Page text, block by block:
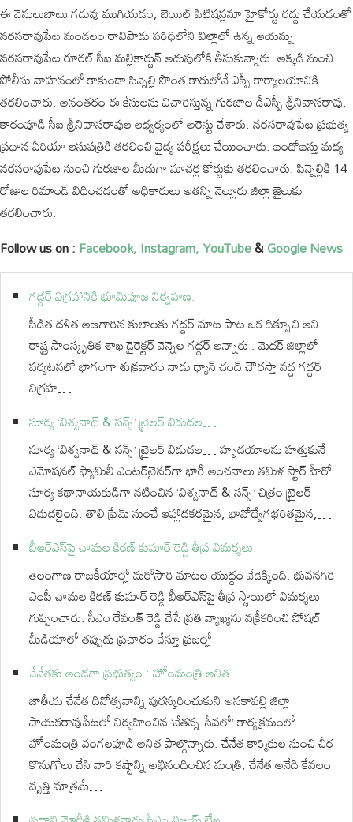
ఈ వెసులుబాటు గడువు ముగియడం, బెయిల్‌ పిటిషన్లనూ హైకోర్టు రద్దు చేయడంతో
నరసరావుపేట మండలం రావిపాడు పరిధిలోని విల్లాలో ఉన్న ఆయన్ను
నరసరావుపేట రూరల్‌ సీఐ మల్లికార్జున్‌ అదుపులోకి తీసుకున్నారు. అక్కడి నుంచి
పోలీసు వాహనంలో కాకుండా పిన్నెల్లి సొంత కారులోనే ఎస్పీ కార్యాలయానికి
తరలించారు. అనంతరం ఈ కేసులను విచారిస్తున్న గురజాల డీఎస్పీ శ్రీనివాసరావు,
కారంపూడి సీఐ శ్రీనివాసరావుల ఆధ్వర్యంలో అరెస్టు చేశారు. నరసరావుపేట ప్రభుత్వ
ప్రధాన ఏరియా ఆసుపత్రికి తరలించి వైద్య పరీక్షలు చేయించారు. బందోబస్తు మధ్య
నరసరావుపేట నుంచి గురజాల మీదుగా మాచర్ల కోర్టుకు తరలించారు. పిన్నెల్లికి 14
రోజుల రిమాండ్ విధించడంతో అధికారులు అతన్ని నెల్లూరు జిల్లా జైలుకు
తరలించారు.
Follow us on :Facebook,Instagram,YouTube&Google News
గద్దర్ విగ్రహానికి భూమిపూజ నిర్వహణ.
పీడిత దళిత అణగారిన కులాలకు గద్దర్ మాట పాట ఒక దిక్సూచి అని
రాష్ట్ర సాంస్కృతిక శాఖ డైరెక్టర్ వెన్నెల గద్దర్ అన్నారు . మెదక్ జిల్లాలో
పర్యటనలో భాగంగా శుక్రవారం నాడు ధ్యాన్ చంద్ చౌరస్తా వద్ద గద్దర్
విగ్రహ…
సూర్య ‘విశ్వనాథ్ & సన్స్’ ట్రైలర్ విడుదల…
సూర్య ‘విశ్వనాథ్ & సన్స్’ ట్రైలర్ విడుదల… హృదయాలను హత్తుకునే
ఎమోషనల్ ఫ్యామిలీ ఎంటర్‌టైనర్‌గా భారీ అంచనాలు తమిళ స్టార్ హీరో
సూర్య కథానాయకుడిగా నటించిన ‘విశ్వనాథ్ & సన్స్’ చిత్రం ట్రైలర్
విడుదలైంది. తొలి ఫ్రేమ్ నుంచే ఆహ్లాదకరమైన, భావోద్వేగభరితమైన,…
బీఆర్ఎస్‌పై చామల కిరణ్ కుమార్ రెడ్డి తీవ్ర విమర్శలు.
తెలంగాణ రాజకీయాల్లో మరోసారి మాటల యుద్ధం వేడెక్కింది. భువనగిరి
ఎంపీ చామల కిరణ్ కుమార్ రెడ్డి బీఆర్ఎస్‌పై తీవ్ర స్థాయిలో విమర్శలు
గుప్పించారు. సీఎం రేవంత్ రెడ్డి చేసే ప్రతి వ్యాఖ్యను వక్రీకరించి సోషల్
మీడియాలో తప్పుడు ప్రచారం చేస్తూ ప్రజల్లో…
చేనేతకు అండగా ప్రభుత్వం : హోంమంత్రి అనిత.
జాతీయ చేనేత దినోత్సవాన్ని పురస్కరించుకుని అనకాపల్లి జిల్లా
పాయకరావుపేటలో నిర్వహించిన ‘నేతన్న సేవలో’ కార్యక్రమంలో
హోంమంత్రి వంగలపూడి అనిత పాల్గొన్నారు. చేనేత కార్మికుల నుంచి చీర
కొనుగోలు చేసి వారి కష్టాన్ని అభినందించిన మంత్రి, చేనేత అనేది కేవలం
వృత్తి మాత్రమే…